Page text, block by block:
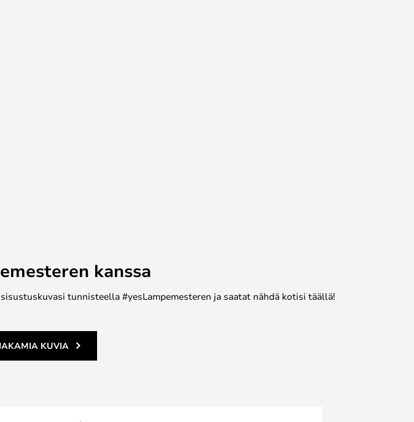
kanssa
tunnisteella #yesLampemesteren ja saatat nähdä kotisi täällä!
KUVIA